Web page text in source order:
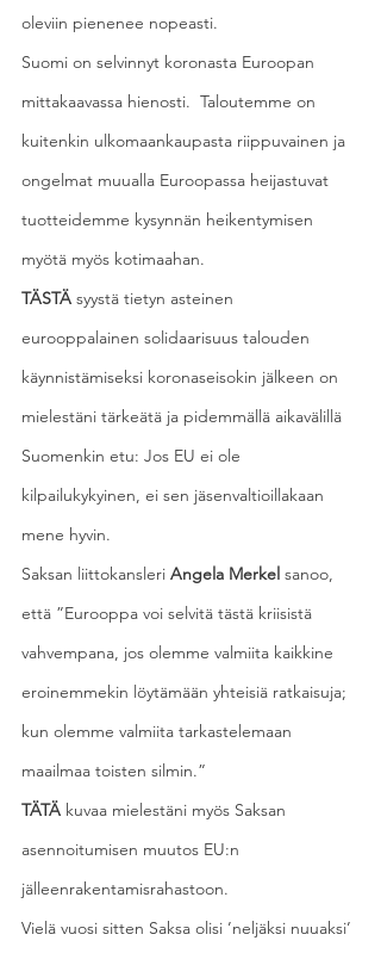
oleviin pienenee nopeasti.
Suomi on selvinnyt koronasta Euroopan
mittakaavassa hienosti.  Taloutemme on
kuitenkin ulkomaankaupasta riippuvainen ja
ongelmat muualla Euroopassa heijastuvat
tuotteidemme kysynnän heikentymisen
myötä myös kotimaahan.
TÄSTÄ syystä tietyn asteinen
eurooppalainen solidaarisuus talouden
käynnistämiseksi koronaseisokin jälkeen on
mielestäni tärkeätä ja pidemmällä aikavälillä
Suomenkin etu: Jos EU ei ole
kilpailukykyinen, ei sen jäsenvaltioillakaan
mene hyvin.
Saksan liittokansleri Angela Merkel sanoo,
että ”Eurooppa voi selvitä tästä kriisistä
vahvempana, jos olemme valmiita kaikkine
eroinemmekin löytämään yhteisiä ratkaisuja;
kun olemme valmiita tarkastelemaan
maailmaa toisten silmin.”
TÄTÄ kuvaa mielestäni myös Saksan
asennoitumisen muutos EU:n
jälleenrakentamisrahastoon.
Vielä vuosi sitten Saksa olisi ’neljäksi nuuaksi’